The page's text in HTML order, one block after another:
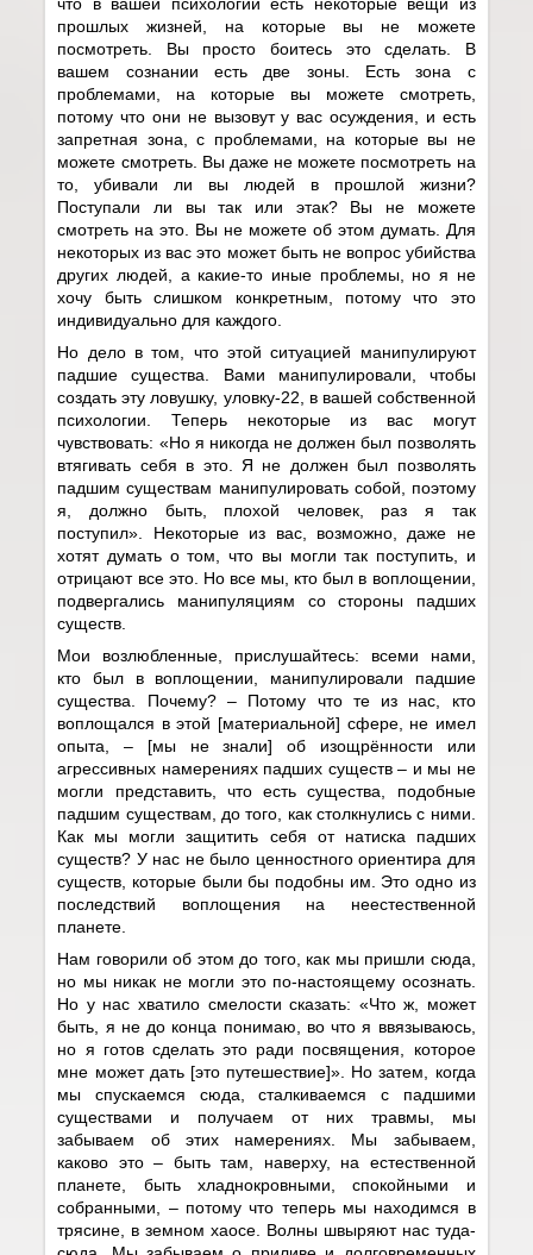
прошлых жизней, на которые вы не можете
посмотреть. Вы просто боитесь это сделать. В
вашем сознании есть две зоны. Есть зона с
проблемами, на которые вы можете смотреть,
потому что они не вызовут у вас осуждения, и есть
запретная зона, с проблемами, на которые вы не
можете смотреть. Вы даже не можете посмотреть на
то, убивали ли вы людей в прошлой жизни?
Поступали ли вы так или этак? Вы не можете
смотреть на это. Вы не можете об этом думать. Для
некоторых из вас это может быть не вопрос убийства
других людей, а какие-то иные проблемы, но я не
хочу быть слишком конкретным, потому что это
индивидуально для каждого.
Но дело в том, что этой ситуацией манипулируют
падшие существа. Вами манипулировали, чтобы
создать эту ловушку, уловку-22, в вашей собственной
психологии. Теперь некоторые из вас могут
чувствовать: «Но я никогда не должен был позволять
втягивать себя в это. Я не должен был позволять
падшим существам манипулировать собой, поэтому
я, должно быть, плохой человек, раз я так
поступил». Некоторые из вас, возможно, даже не
хотят думать о том, что вы могли так поступить, и
отрицают все это. Но все мы, кто был в воплощении,
подвергались манипуляциям со стороны падших
существ.
Мои возлюбленные, прислушайтесь: всеми нами,
кто был в воплощении, манипулировали падшие
существа. Почему? – Потому что те из нас, кто
воплощался в этой [материальной] сфере, не имел
опыта, – [мы не знали] об изощрённости или
агрессивных намерениях падших существ – и мы не
могли представить, что есть существа, подобные
падшим существам, до того, как столкнулись с ними.
Как мы могли защитить себя от натиска падших
существ? У нас не было ценностного ориентира для
существ, которые были бы подобны им. Это одно из
последствий воплощения на неестественной
планете.
Нам говорили об этом до того, как мы пришли сюда,
но мы никак не могли это по-настоящему осознать.
Но у нас хватило смелости сказать: «Что ж, может
быть, я не до конца понимаю, во что я ввязываюсь,
но я готов сделать это ради посвящения, которое
мне может дать [это путешествие]». Но затем, когда
мы спускаемся сюда, сталкиваемся с падшими
существами и получаем от них травмы, мы
забываем об этих намерениях. Мы забываем,
каково это – быть там, наверху, на естественной
планете, быть хладнокровными, спокойными и
собранными, – потому что теперь мы находимся в
трясине, в земном хаосе. Волны швыряют нас туда-